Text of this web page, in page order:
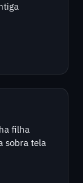
filha
sobra tela